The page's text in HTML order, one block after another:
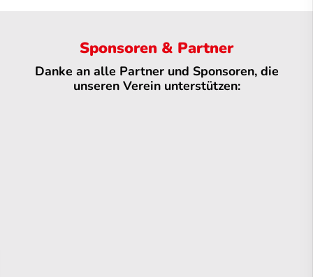
Sponsoren & Partner
Danke an alle Partner und Sponsoren, die
unseren Verein unterstützen: